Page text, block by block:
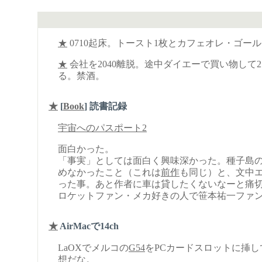
★ 0710起床。トースト1枚とカフェオレ・ゴー
★ 会社を2040離脱。途中ダイエーで買い物して
る。禁酒。
★ [Book] 読書記録
宇宙へのパスポート2
面白かった。
「事実」としては面白く興味深かった。種子
めなかったこと（これは前作も同じ）と、文中
った事。あと作者に車は貸したくないなーと痛
ロケットファン・メカ好きの人で笹本祐一ファ
★ AirMacで14ch
LaOXでメルコのG54をPCカードスロットに挿
想だな。